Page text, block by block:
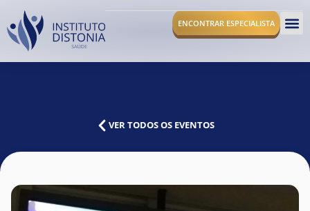
ENCONTRAR ESPECIALISTA
VER TODOS OS EVENTOS